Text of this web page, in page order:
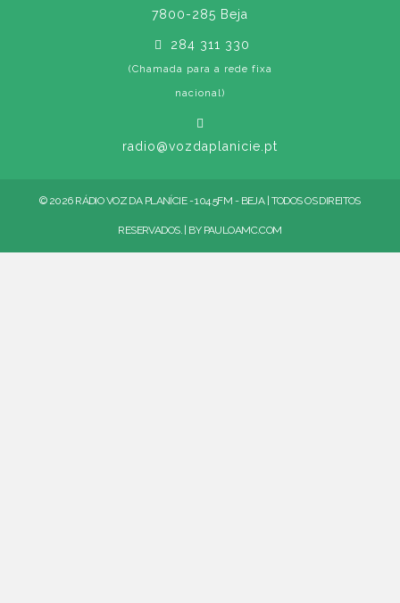
7800-285 Beja
284 311 330
(Chamada para a rede fixa
nacional)
radio@vozdaplanicie.pt
© 2026 RÁDIO VOZ DA PLANÍCIE - 104.5FM - BEJA | TODOS OS DIREITOS
RESERVADOS. | BY PAULOAMC.COM